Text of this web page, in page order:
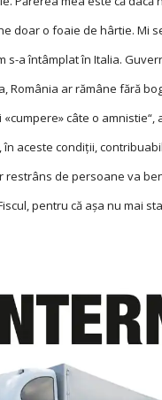
doar o foaie de hârtie. Mi
s-a întâmplat în Italia.
România ar rămâne fără
câte o amnistie“,
în aceste condiții,
restrâns de persoane va
pentru că așa nu mai